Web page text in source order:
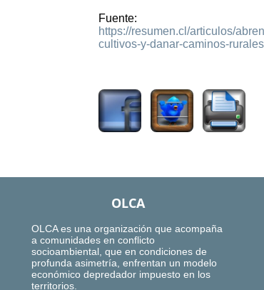
Fuente:
https://resumen.cl/articulos/
cultivos-y-danar-caminos-
OLCA
OLCA es una organización que acompaña
a comunidades en conflicto
socioambiental, que en condiciones de
profunda asimetría, enfrentan un modelo
económico depredador impuesto en los
territorios.